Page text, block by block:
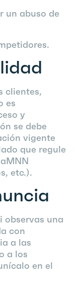
un abuso de
clientes,
es
y
se debe
vigente
que regule
etc.).
observas una
con
a las
a los
en el